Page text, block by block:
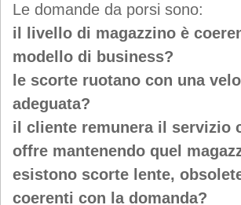
Le domande da porsi sono:
il livello di magazzino è
modello di business?
le scorte ruotano con una
adeguata?
il cliente remunera il servizio
offre mantenendo quel
esistono scorte lente,
coerenti con la domanda?